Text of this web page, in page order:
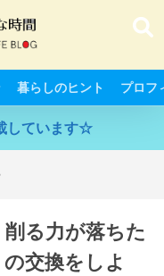
暮らしのヒント プロフ
しています☆
る力が落ちた
交換をしよ